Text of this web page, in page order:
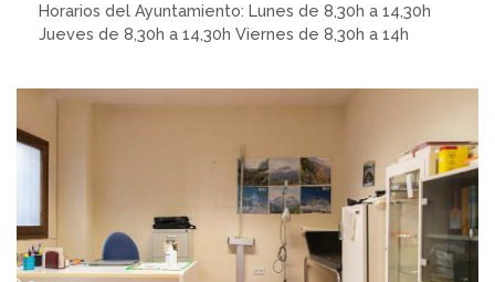
Horarios del Ayuntamiento: Lunes de 8,30h a 14,30h
Jueves de 8,30h a 14,30h Viernes de 8,30h a 14h